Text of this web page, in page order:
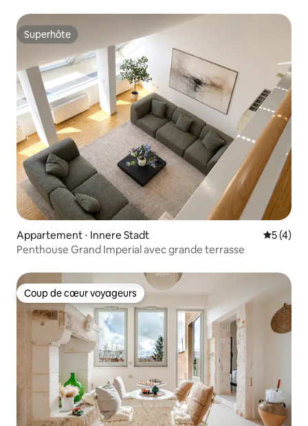
Superhôte
Superhôte
Appartement ⋅ Innere Stadt
5 (4)
Penthouse Grand Imperial avec grande terrasse
Coup de cœur voyageurs
Coup de cœur voyageurs